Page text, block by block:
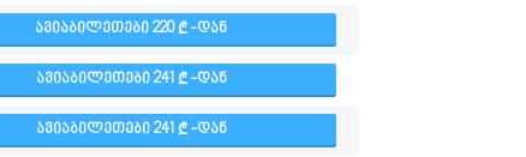
ᲐᲕᲘᲐᲑᲘᲚᲔᲗᲔᲑᲘ 220 -ᲓᲐᲜ
ᲐᲕᲘᲐᲑᲘᲚᲔᲗᲔᲑᲘ 241 -ᲓᲐᲜ
ᲐᲕᲘᲐᲑᲘᲚᲔᲗᲔᲑᲘ 241 -ᲓᲐᲜ